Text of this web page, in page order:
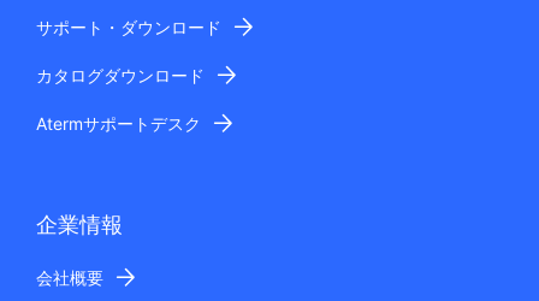
サポート・ダウンロード
カタログダウンロード
Atermサポートデスク
企業情報
会社概要